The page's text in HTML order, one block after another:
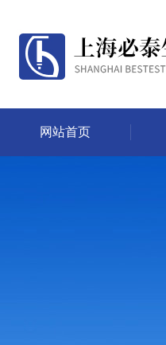
网站首页